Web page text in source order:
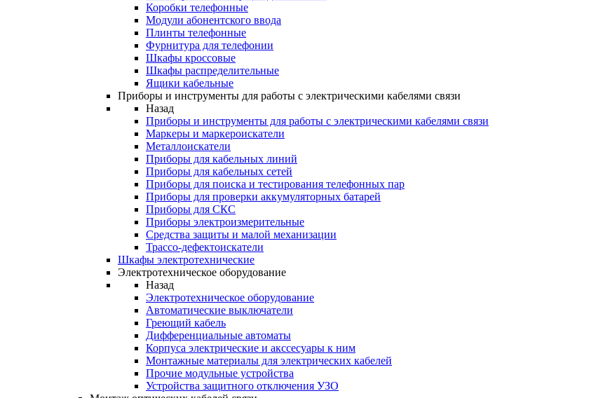
Коробки телефонные
Модули абонентского ввода
Плинты телефонные
Фурнитура для телефонии
Шкафы кроссовые
Шкафы распределительные
Ящики кабельные
Приборы и инструменты для работы с электрическими кабелями связи
Назад
Приборы и инструменты для работы с электрическими кабелями связи
Маркеры и маркероискатели
Металлоискатели
Приборы для кабельных линий
Приборы для кабельных сетей
Приборы для поиска и тестирования телефонных пар
Приборы для проверки аккумуляторных батарей
Приборы для СКС
Приборы электроизмерительные
Средства защиты и малой механизации
Трассо-дефектоискатели
Шкафы электротехнические
Электротехническое оборудование
Назад
Электротехническое оборудование
Автоматические выключатели
Греющий кабель
Дифференциальные автоматы
Корпуса электрические и акссесуары к ним
Монтажные материалы для электрических кабелей
Прочие модульные устройства
Устройства защитного отключения УЗО